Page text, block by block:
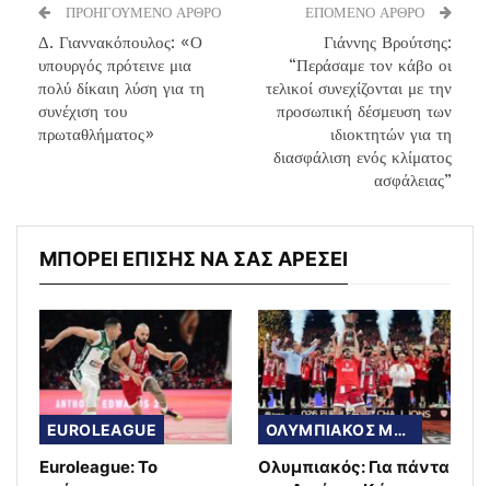
ΠΡΟΗΓΟΥΜΕΝΟ ΑΡΘΡΟ
Δ. Γιαννακόπουλος: «Ο
υπουργός πρότεινε μια
πολύ δίκαιη λύση για τη
συνέχιση του
πρωταθλήματος»
ΕΠΟΜΕΝΟ ΑΡΘΡΟ
Γιάννης Βρούτσης:
“Περάσαμε τον κάβο οι
τελικοί συνεχίζονται με την
προσωπική δέσμευση των
ιδιοκτητών για τη
διασφάλιση ενός κλίματος
ασφάλειας”
ΜΠΟΡΕΙ ΕΠΙΣΗΣ ΝΑ ΣΑΣ ΑΡΕΣΕΙ
EUROLEAGUE
Euroleague: Το
ΟΛΥΜΠΙΑΚΟΣ ΜΠΑΣΚΕΤ
Ολυμπιακός: Για πάντα